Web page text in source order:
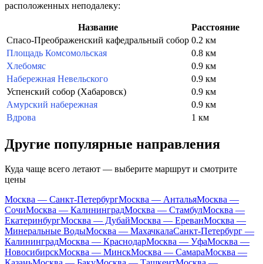
расположенных неподалеку:
Название
Расстояние
Спасо-Преображенский кафедральный собор 0.2 км
Площадь Комсомольская
0.8 км
Хлебомяс
0.9 км
Набережная Невельского
0.9 км
Успенский собор (Хабаровск)
0.9 км
Амурский набережная
0.9 км
Вдрова
1 км
Другие популярные направления
Куда чаще всего летают — выберите маршрут и смотрите
цены
Москва — Санкт-ПетербургМосква — АнтальяМосква —
СочиМосква — КалининградМосква — СтамбулМосква —
ЕкатеринбургМосква — ДубайМосква — ЕреванМосква —
Минеральные ВодыМосква — МахачкалаСанкт-Петербург —
КалининградМосква — КраснодарМосква — УфаМосква —
НовосибирскМосква — МинскМосква — СамараМосква —